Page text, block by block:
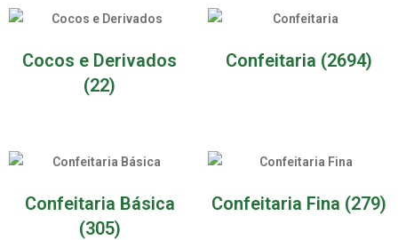
Cocos e Derivados
(22)
Confeitaria (2694)
Confeitaria Básica
(305)
Confeitaria Fina (279)